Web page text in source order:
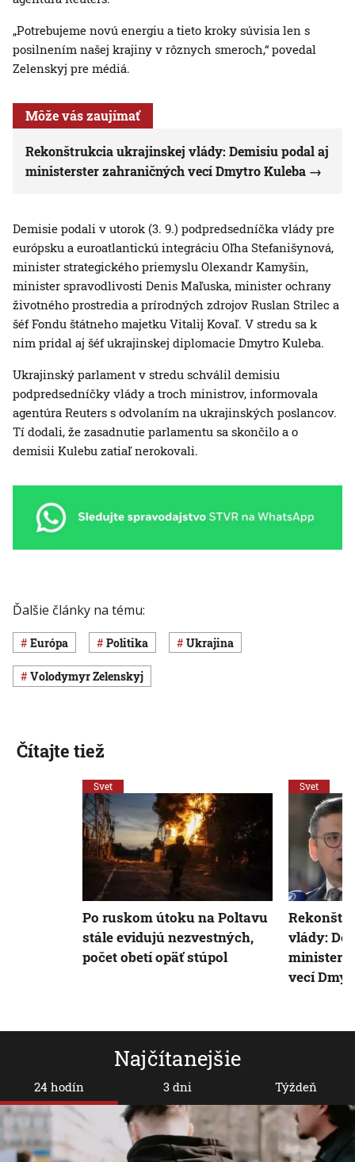
„Potrebujeme novú energiu a tieto kroky súvisia len s
posilnením našej krajiny v rôznych smeroch,“ povedal
Zelenskyj pre médiá.
Môže vás zaujímať
Rekonštrukcia ukrajinskej vlády: Demisiu podal aj
ministerster zahraničných vecí Dmytro Kuleba
Demisie podali v utorok (3. 9.) podpredsedníčka vlády pre
európsku a euroatlantickú integráciu Oľha Stefanišynová,
minister strategického priemyslu Olexandr Kamyšin,
minister spravodlivosti Denis Maľuska, minister ochrany
životného prostredia a prírodných zdrojov Ruslan Strilec a
šéf Fondu štátneho majetku Vitalij Kovaľ. V stredu sa k
nim pridal aj šéf ukrajinskej diplomacie Dmytro Kuleba.
Ukrajinský parlament v stredu schválil demisiu
podpredsedníčky vlády a troch ministrov, informovala
agentúra Reuters s odvolaním na ukrajinských poslancov.
Tí dodali, že zasadnutie parlamentu sa skončilo a o
demisii Kulebu zatiaľ nerokovali.
Ďalšie články na tému:
Európa Politika Ukrajina
Volodymyr Zelenskyj
Najčítanejšie
24 hodín 3 dni Týždeň
Čítajte tiež
Svet
Po ruskom útoku na Poltavu
stále evidujú nezvestných,
počet obetí opäť stúpol
Svet
vlády:
vecí